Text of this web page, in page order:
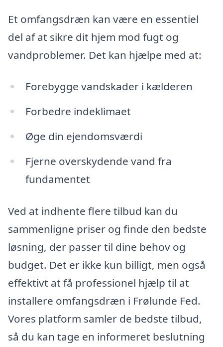
Et omfangsdræn kan være en essentiel
del af at sikre dit hjem mod fugt og
vandproblemer. Det kan hjælpe med at:
Forebygge vandskader i kælderen
Forbedre indeklimaet
Øge din ejendomsværdi
Fjerne overskydende vand fra
fundamentet
Ved at indhente flere tilbud kan du
sammenligne priser og finde den bedste
løsning, der passer til dine behov og
budget. Det er ikke kun billigt, men også
effektivt at få professionel hjælp til at
installere omfangsdræn i Frølunde Fed.
Vores platform samler de bedste tilbud,
så du kan tage en informeret beslutning